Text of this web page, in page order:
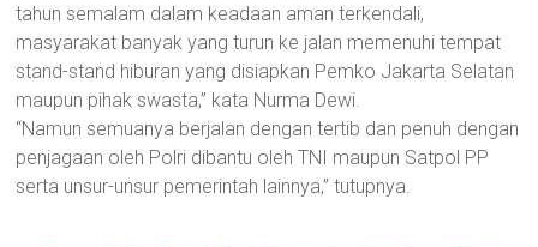
tahun semalam dalam keadaan aman terkendali,
masyarakat banyak yang turun ke jalan memenuhi tempat
stand-stand hiburan yang disiapkan Pemko Jakarta Selatan
maupun pihak swasta,” kata Nurma Dewi.
“Namun semuanya berjalan dengan tertib dan penuh dengan
penjagaan oleh Polri dibantu oleh TNI maupun Satpol PP
serta unsur-unsur pemerintah lainnya,” tutupnya.